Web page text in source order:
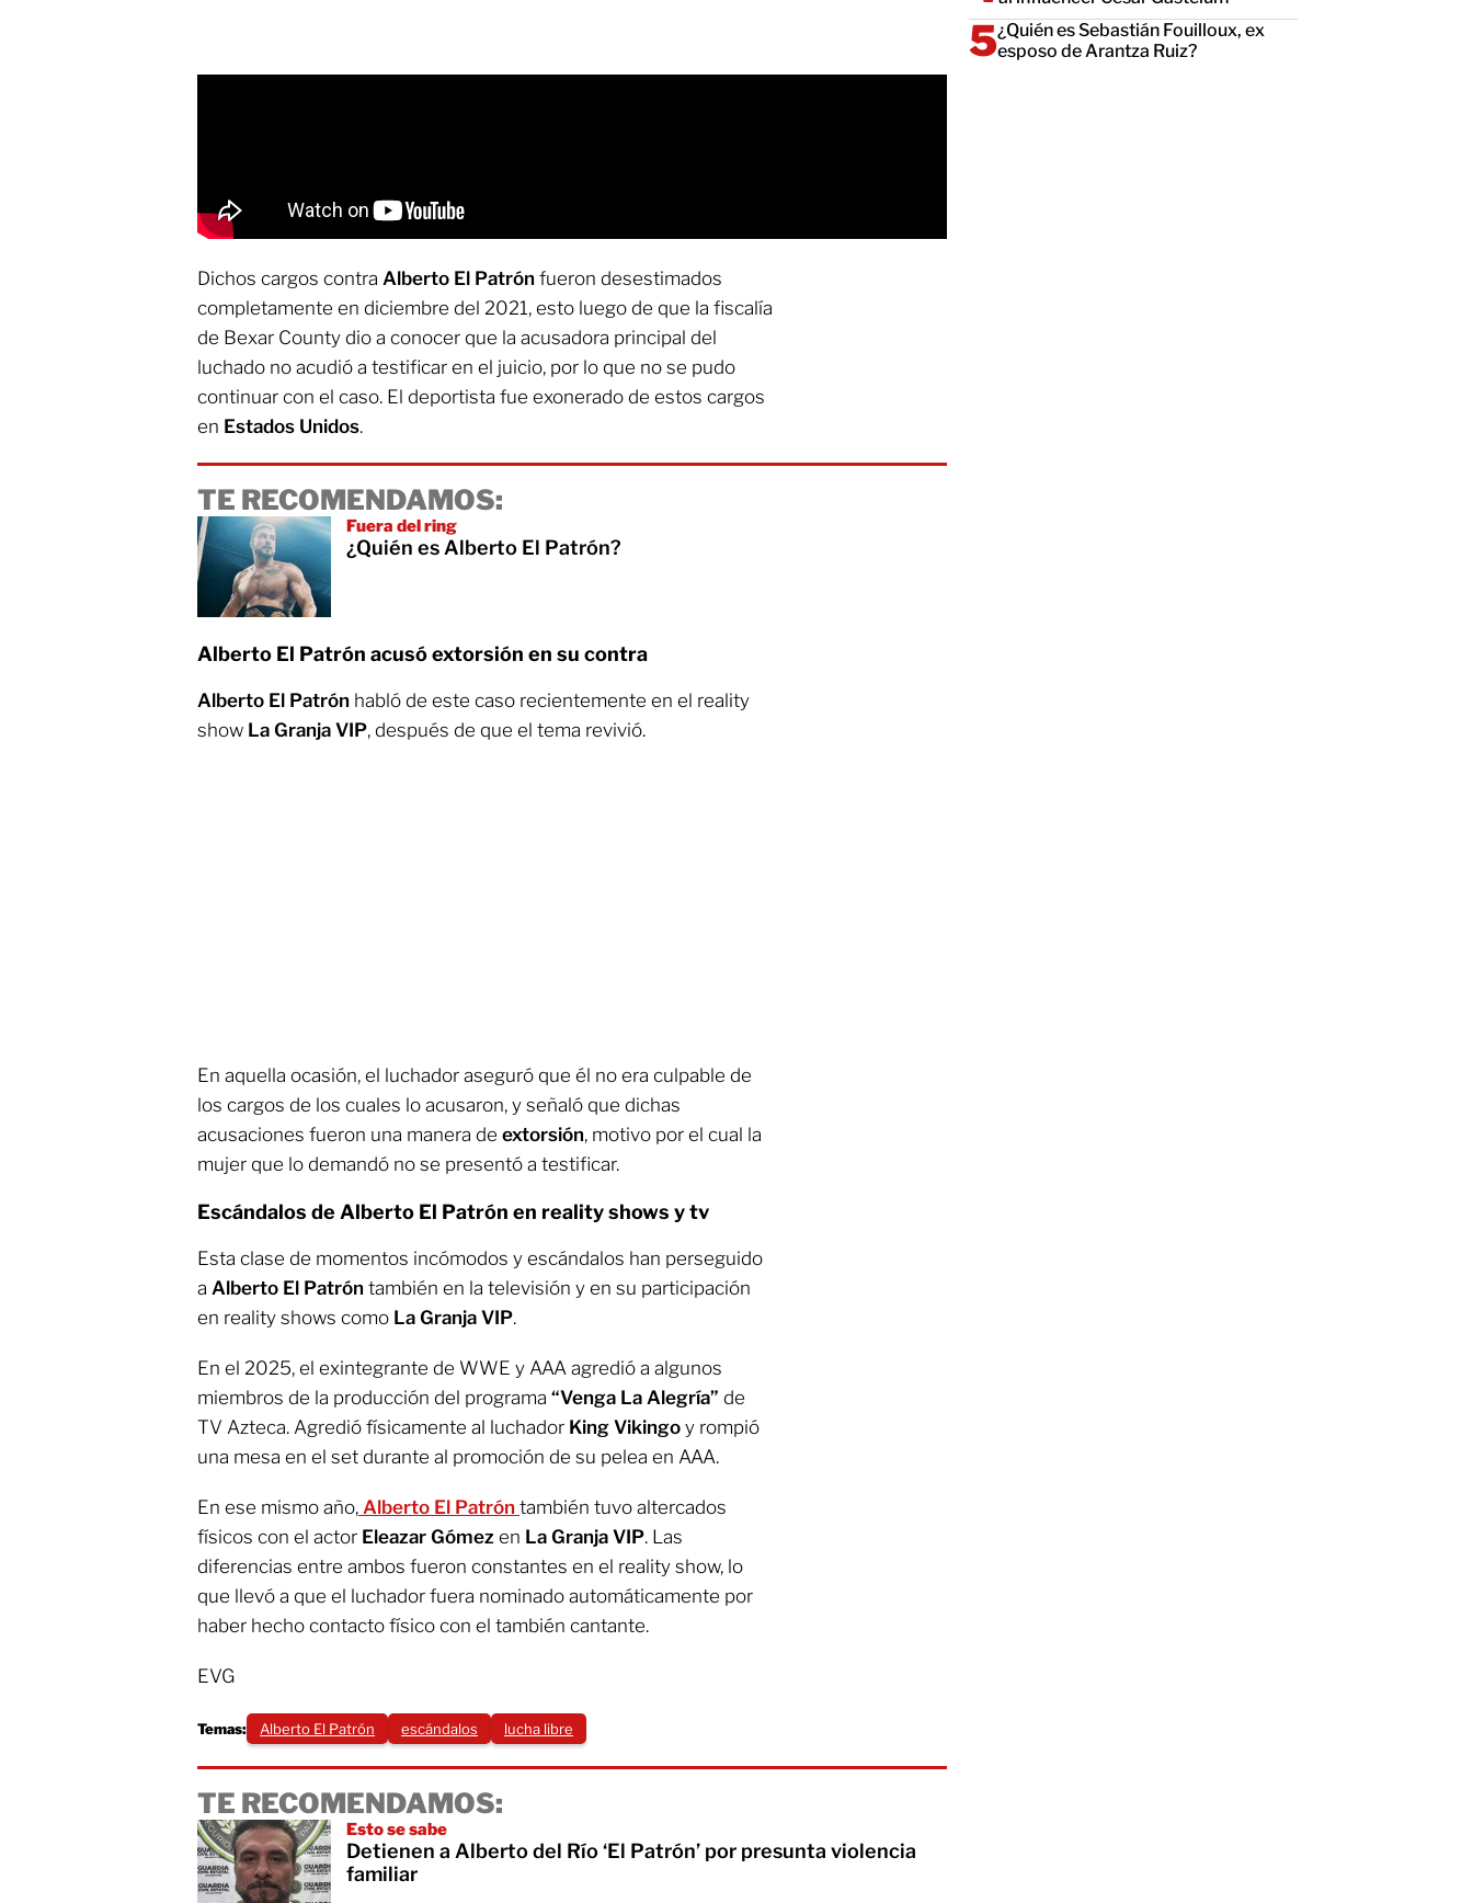
Dichos cargos contra Alberto El Patrón fueron desestimados
completamente en diciembre del 2021, esto luego de que la fiscalía
de Bexar County dio a conocer que la acusadora principal del
luchado no acudió a testificar en el juicio, por lo que no se pudo
continuar con el caso. El deportista fue exonerado de estos cargos
en Estados Unidos.
TE RECOMENDAMOS:
Fuera del ring
¿Quién es Alberto El Patrón?
Alberto El Patrón acusó extorsión en su contra
Alberto El Patrón habló de este caso recientemente en el reality
show La Granja VIP, después de que el tema revivió.
En aquella ocasión, el luchador aseguró que él no era culpable de
los cargos de los cuales lo acusaron, y señaló que dichas
acusaciones fueron una manera de extorsión, motivo por el cual la
mujer que lo demandó no se presentó a testificar.
Escándalos de Alberto El Patrón en reality shows y tv
Esta clase de momentos incómodos y escándalos han perseguido
a Alberto El Patrón también en la televisión y en su participación
en reality shows como La Granja VIP.
En el 2025, el exintegrante de WWE y AAA agredió a algunos
miembros de la producción del programa “Venga La Alegría” de
TV Azteca. Agredió físicamente al luchador King Vikingo y rompió
una mesa en el set durante al promoción de su pelea en AAA.
En ese mismo año, Alberto El Patrón también tuvo altercados
físicos con el actor Eleazar Gómez en La Granja VIP. Las
diferencias entre ambos fueron constantes en el reality show, lo
que llevó a que el luchador fuera nominado automáticamente por
haber hecho contacto físico con el también cantante.
EVG
Temas: Alberto El Patrón escándalos lucha libre
TE RECOMENDAMOS:
Esto se sabe
Detienen a Alberto del Río ‘El Patrón’ por presunta violencia
familiar
¿Quién es Sebastián Fouilloux, ex
esposo de Arantza Ruiz?